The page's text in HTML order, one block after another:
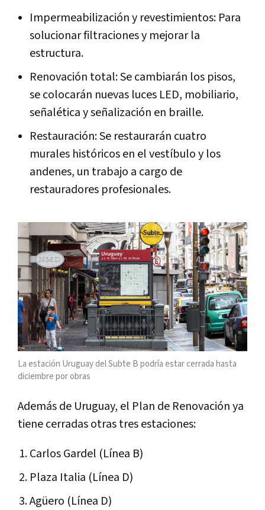
Impermeabilización y revestimientos: Para
solucionar filtraciones y mejorar la
estructura.
Renovación total: Se cambiarán los pisos,
se colocarán nuevas luces LED, mobiliario,
señalética y señalización en braille.
Restauración: Se restaurarán cuatro
murales históricos en el vestíbulo y los
andenes, un trabajo a cargo de
restauradores profesionales.
La estación Uruguay del Subte B podría estar cerrada hasta
diciembre por obras
Además de Uruguay, el Plan de Renovación ya
tiene cerradas otras tres estaciones:
Carlos Gardel (Línea B)
Plaza Italia (Línea D)
Agüero (Línea D)